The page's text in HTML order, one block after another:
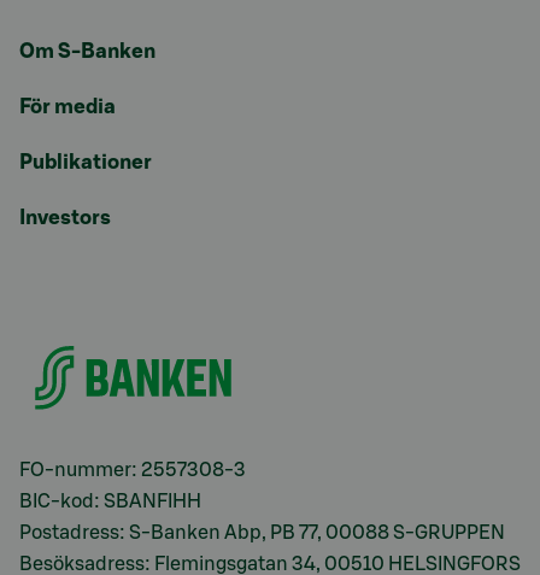
Om S-Banken
För media
Publikationer
Investors
FO-nummer: 2557308-3
BIC-kod: SBANFIHH
Postadress: S-Banken Abp, PB 77, 00088 S-GRUPPEN
Besöksadress: Flemingsgatan 34, 00510 HELSINGFORS